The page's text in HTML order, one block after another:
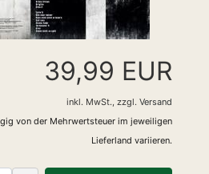
39,99 EUR
inkl. MwSt., zzgl. Versand
von der Mehrwertsteuer im jeweiligen
Lieferland variieren.